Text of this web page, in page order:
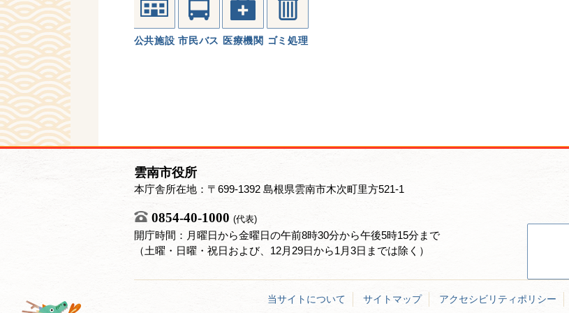
公共施設 市民バス 医療機関 ゴミ処理
雲南市役所
本庁舎所在地：〒699-1392 島根県雲南市木次町里方521-1
0854-40-1000 (代表)
開庁時間：月曜日から金曜日の午前8時30分から午後5時15分まで
（土曜・日曜・祝日および、12月29日から1月3日までは除く）
当サイトについて サイトマップ アクセシビリティポリシー